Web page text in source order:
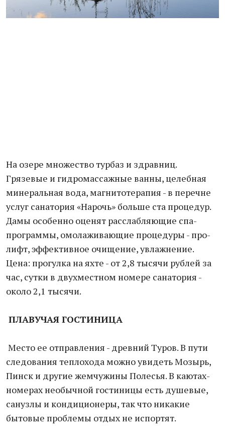
На озере множество турбаз и здравниц.
Грязевые и гидромассажные ванны, целебная
минеральная вода, магнитотерапия - в перечне
услуг санатория «Нарочь» больше ста процедур.
Дамы особенно оценят расслабляющие спа-
программы, омолаживающие процедуры - про-
лифт, эффективное очищение, увлажнение.
Цена: прогулка на яхте - от 2,8 тысячи рублей за
час, сутки в двухместном номере санатория -
около 2,1 тысячи.
ПЛАВУЧАЯ ГОСТИНИЦА
Место ее отправления - древний Туров. В пути
следования теплохода можно увидеть Мозырь,
Пинск и другие жемчужины Полесья. В каютах-
номерах необычной гостиницы есть душевые,
санузлы и кондиционеры, так что никакие
бытовые проблемы отдых не испортят.